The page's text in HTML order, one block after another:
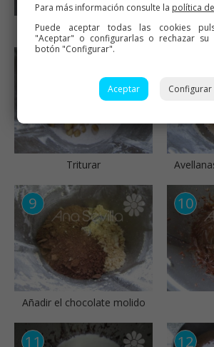
Moler el chocolate
Triturar
Añadir el chocolate molido
Para más información consulte la política
Puede aceptar todas las cookies
"Aceptar" o configurarlas o rechazar
botón "Configurar".
Aceptar Configurar